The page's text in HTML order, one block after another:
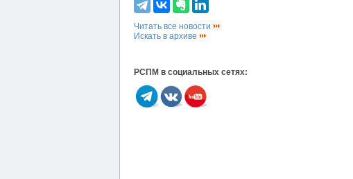
Читать все новости
Искать в архиве
РСПМ в социальных сетях: